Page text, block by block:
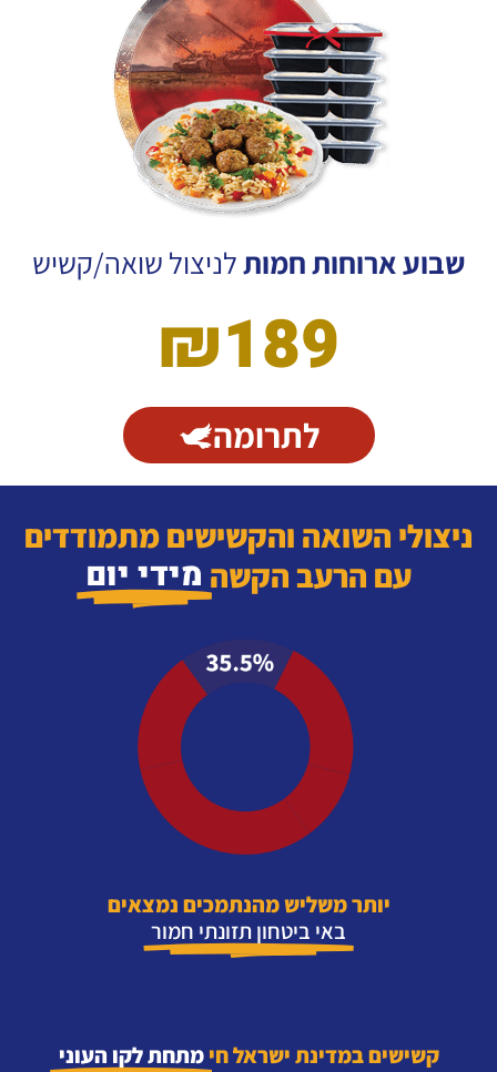
שבוע ארוחות חמותלניצול שואה/קשיש
₪189
לתרומה
ניצולי השואה והקשישים מתמודדים
עם הרעב הקשהמידי יום
קשישים במדינת ישראל חימתחת לקו העוני​
יותר משליש מהנתמכים נמצאים
באי ביטחון תזונתי חמור​